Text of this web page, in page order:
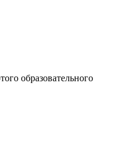
образовательного